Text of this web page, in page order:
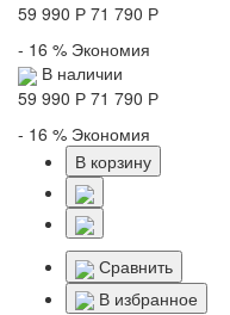
59 990 Р 71 790 Р
- 16 % Экономия
В наличии
59 990 Р 71 790 Р
- 16 % Экономия
В корзину
Сравнить
В избранное